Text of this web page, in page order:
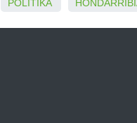
POLITIKA